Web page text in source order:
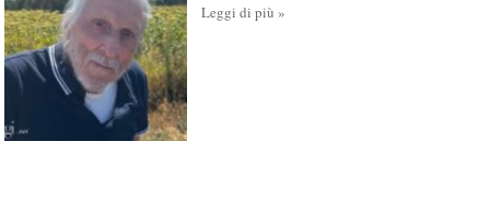
Leggi di più »